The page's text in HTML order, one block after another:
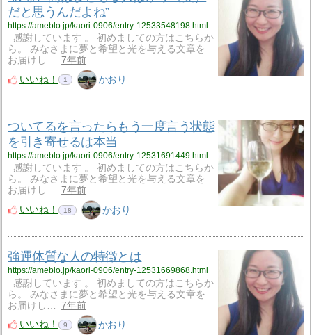
だと思うんだよね”
https://ameblo.jp/kaori-0906/entry-12533548198.html
感謝しています 。 初めましての方はこちらか
ら。 みなさまに夢と希望と光を与える文章を
お届けし…
7年前
いいね！
1 かおり
ついてるを言ったらもう一度言う状態
を引き寄せるは本当
https://ameblo.jp/kaori-0906/entry-12531691449.html
感謝しています 。 初めましての方はこちらか
ら。 みなさまに夢と希望と光を与える文章を
お届けし…
7年前
いいね！
18 かおり
強運体質な人の特徴とは
https://ameblo.jp/kaori-0906/entry-12531669868.html
感謝しています 。 初めましての方はこちらか
ら。 みなさまに夢と希望と光を与える文章を
お届けし…
7年前
いいね！
9 かおり